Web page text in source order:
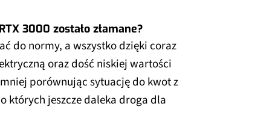
3000 zostało złamane?
do normy, a wszystko dzięki coraz
oraz dość niskiej wartości
porównując sytuację do kwot z
których jeszcze daleka droga dla